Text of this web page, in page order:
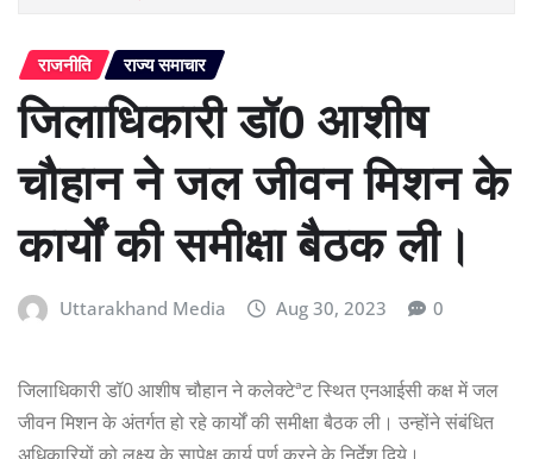
राजनीति राज्य समाचार
जिलाधिकारी डॉ0 आशीष
चौहान ने जल जीवन मिशन के
कार्यों की समीक्षा बैठक ली।
Uttarakhand Media Aug 30, 2023 0
जिलाधिकारी डॉ0 आशीष चौहान ने कलेक्टेªट स्थित एनआईसी कक्ष में जल
जीवन मिशन के अंतर्गत हो रहे कार्यों की समीक्षा बैठक ली। उन्होंने संबंधित